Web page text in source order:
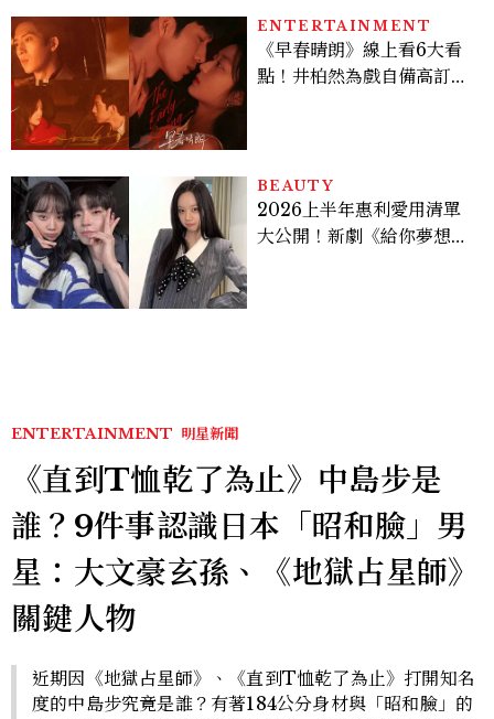
多大？
ENTERTAINMENT
《早春晴朗》線上看6大看
點！井柏然為戲自備高訂，
BEAUTY
2026上半年惠利愛用清單
大公開！新劇《給你夢想》
ENTERTAINMENT 明星新聞
《直到T恤乾了為止》中島步是
誰？9件事認識日本「昭和臉」男
星：大文豪玄孫、《地獄占星師》
關鍵人物
近期因《地獄占星師》、《直到T恤乾了為止》打開知名
度的中島步究竟是誰？有著184公分身材與「昭和臉」的